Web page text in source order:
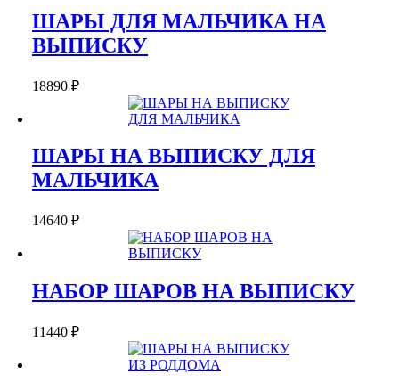
ШАРЫ ДЛЯ МАЛЬЧИКА НА
ВЫПИСКУ
18890 ₽
ШАРЫ НА ВЫПИСКУ ДЛЯ
МАЛЬЧИКА
14640 ₽
НАБОР ШАРОВ НА ВЫПИСКУ
11440 ₽